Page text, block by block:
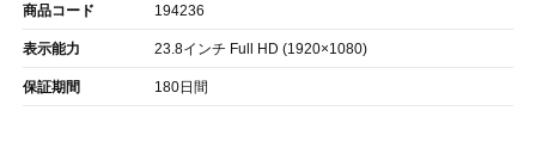
商品コード 194236
表示能力 23.8インチ Full HD (1920×1080)
保証期間 180日間